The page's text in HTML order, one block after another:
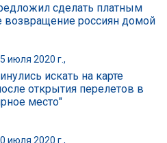
сделать платным
возвращение россиян домой
июля 2020 г.,
искать на карте
открытия перелетов в
место"
июля 2020 г.,